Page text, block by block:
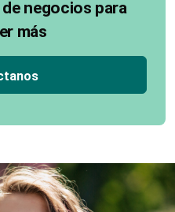
negocios para
más